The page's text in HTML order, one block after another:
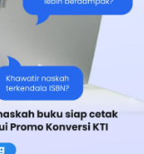
01/pengertian-
, diakses
Pukul